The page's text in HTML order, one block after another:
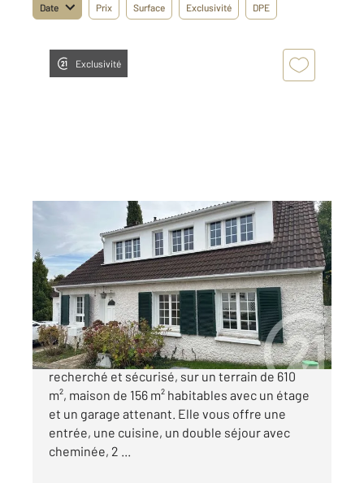
Date Prix Surface Exclusivité DPE
Exclusivité
, 6 pièces
Ref : 30003
Maison à vendre
450 000 €
MEDAN, dans un quartier résidentiel très
recherché et sécurisé, sur un terrain de 610
m², maison de 156 m² habitables avec un étage
et un garage attenant. Elle vous offre une
entrée, une cuisine, un double séjour avec
cheminée, 2 ...